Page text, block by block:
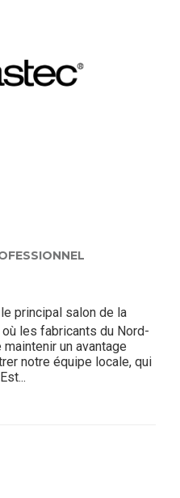
principal salon de la
les fabricants du Nord-
un avantage
notre équipe locale, qui